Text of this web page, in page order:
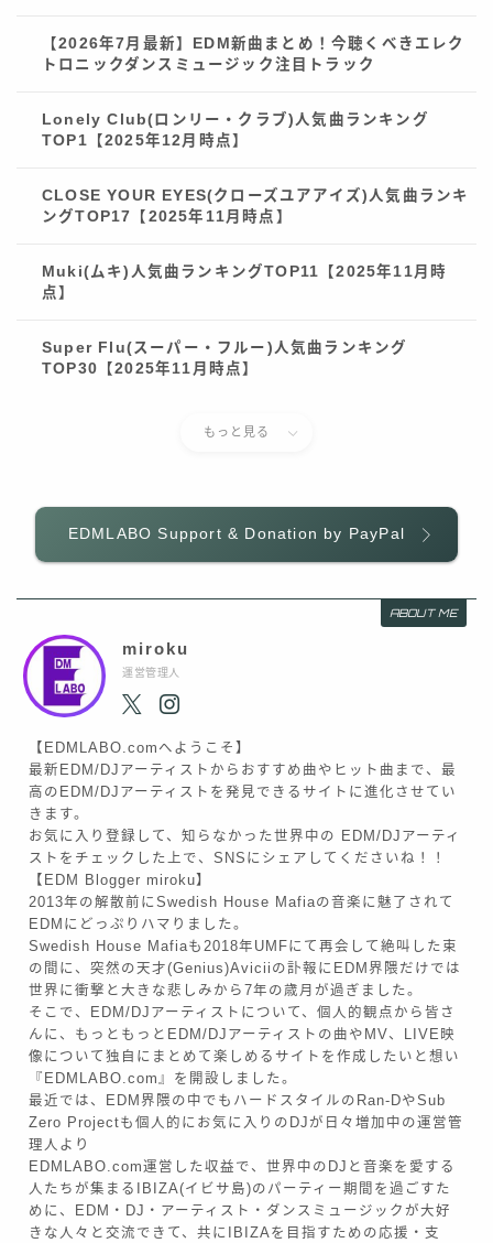
【2026年7月最新】EDM新曲まとめ！今聴くべきエレク
トロニックダンスミュージック注目トラック
Lonely Club(ロンリー・クラブ)人気曲ランキング
TOP1【2025年12月時点】
CLOSE YOUR EYES(クローズユアアイズ)人気曲ランキ
ングTOP17【2025年11月時点】
Muki(ムキ)人気曲ランキングTOP11【2025年11月時
点】
Super Flu(スーパー・フルー)人気曲ランキング
TOP30【2025年11月時点】
もっと見る
EDMLABO Support & Donation by PayPal
ABOUT ME
miroku
運営管理人
【EDMLABO.comへようこそ】
最新EDM/DJアーティストからおすすめ曲やヒット曲まで、最
高のEDM/DJアーティストを発見できるサイトに進化させてい
きます。
お気に入り登録して、知らなかった世界中の EDM/DJアーティ
ストをチェックした上で、SNSにシェアしてくださいね！！
【EDM Blogger miroku】
2013年の解散前にSwedish House Mafiaの音楽に魅了されて
EDMにどっぷりハマりました。
Swedish House Mafiaも2018年UMFにて再会して絶叫した束
の間に、突然の天才(Genius)Aviciiの訃報にEDM界隈だけでは
世界に衝撃と大きな悲しみから7年の歳月が過ぎました。
そこで、EDM/DJアーティストについて、個人的観点から皆さ
んに、もっともっとEDM/DJアーティストの曲やMV、LIVE映
像について独自にまとめて楽しめるサイトを作成したいと想い
『EDMLABO.com』を開設しました。
最近では、EDM界隈の中でもハードスタイルのRan-DやSub
Zero Projectも個人的にお気に入りのDJが日々増加中の運営管
理人より
EDMLABO.com運営した収益で、世界中のDJと音楽を愛する
人たちが集まるIBIZA(イビサ島)のパーティー期間を過ごすた
めに、EDM・DJ・アーティスト・ダンスミュージックが大好
きな人々と交流できて、共にIBIZAを目指すための応援・支